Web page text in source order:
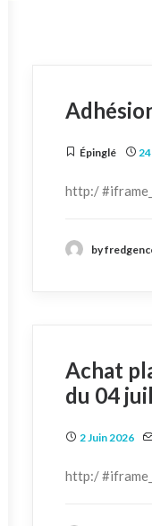
Épinglé
http:/
by
Achat
du 04
2 Juin 2026
http:/